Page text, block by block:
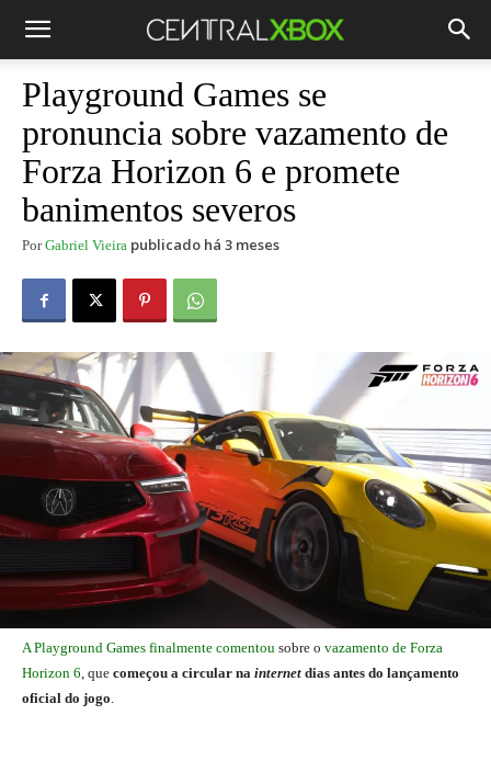
Playground Games se
pronuncia sobre vazamento de
Forza Horizon 6 e promete
banimentos severos
Por Gabriel Vieira publicado há 3 meses
A Playground Games finalmente comentou sobre o vazamento de Forza
Horizon 6, que começou a circular na internet dias antes do lançamento
oficial do jogo.